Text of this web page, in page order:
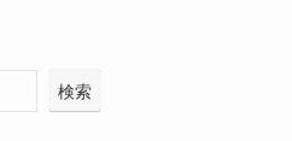
検索